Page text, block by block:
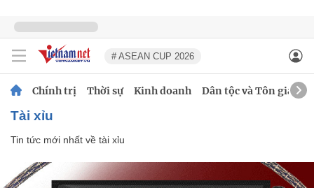
# ASEAN CUP 2026
Chính trị Thời sự Kinh doanh Dân tộc và Tôn giáo
tài xỉu
Tin tức mới nhất về tài xỉu